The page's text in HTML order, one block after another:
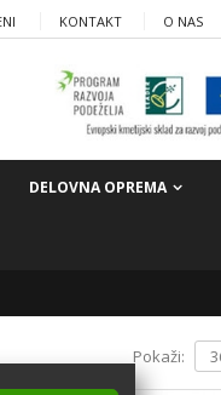
KONTAKT O NAS
DELOVNA OPREMA
Pokaži: